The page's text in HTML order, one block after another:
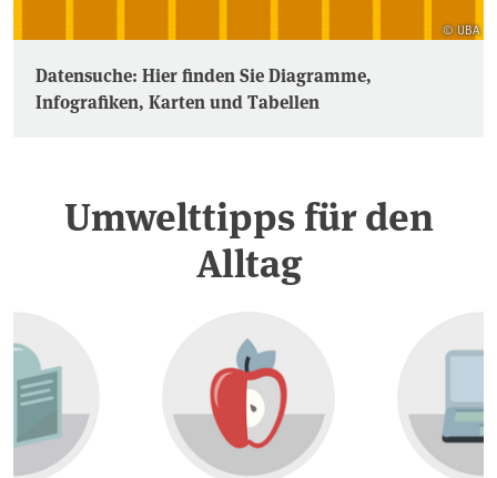
© UBA
Datensuche: Hier finden Sie Diagramme,
Infografiken, Karten und Tabellen
Umwelttipps für den
Alltag